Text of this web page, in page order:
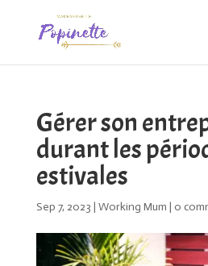
Gérer son
durant les
estivales
Sep 7, 2023 | Working Mum | 0